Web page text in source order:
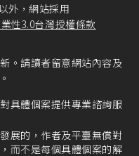
外，網站採用
性3.0台灣授權條款
。請讀者留意網站內容及
具體個案提供專業諮詢服
展的，作者及平臺無償對
而不是每個具體個案的解